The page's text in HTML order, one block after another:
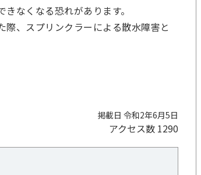
なくなる恐れがあります。
、スプリンクラーによる散水障害と
掲載日 令和2年6月5日
アクセス数 1290